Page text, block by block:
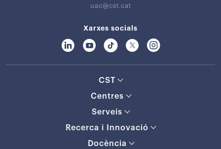
uac@cst.cat
Xarxes socials
CST
Centres
Serveis
Recerca i Innovació
Docència